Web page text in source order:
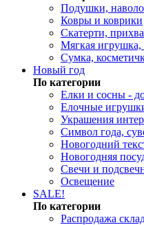
Подушки,
Ковры и коврики
Скатерти,
Мягкая игрушка,
Сумка,
Новый год
По категории
Елки и сосны -
Елочные
Украшения
Символ года,
Новогодний
Новогодняя
Свечи и
Освещение
SALE!
По категории
Распродажа